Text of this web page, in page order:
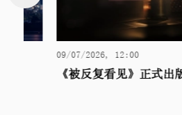
09/07/2026, 12:00
《被反复看见》正式出版发行